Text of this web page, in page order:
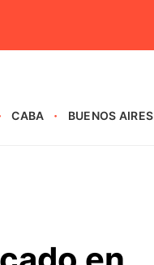
CABA BUENOS AIRES